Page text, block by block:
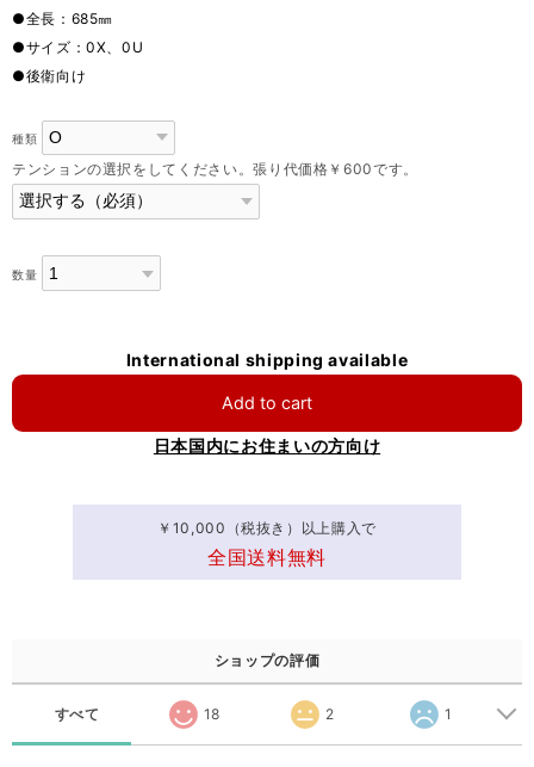
●全長：685㎜
●サイズ：0X、0U
●後衛向け
種類
テンションの選択をしてください。張り代価格￥600です。
数量
International shipping available
Add to cart
日本国内にお住まいの方向け
￥10,000（税抜き）以上購入で
全国送料無料
ショップの評価
すべて 18 2 1